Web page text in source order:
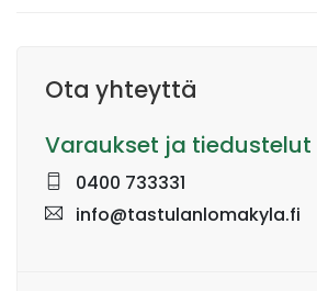
Ota yhteyttä
Varaukset ja tiedustelut
0400 733331
info@tastulanlomakyla.fi